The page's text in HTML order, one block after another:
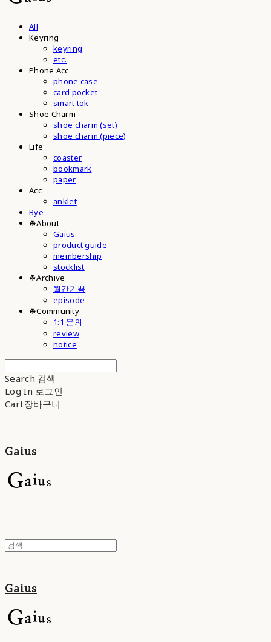
All
Keyring
keyring
etc.
Phone Acc
phone case
card pocket
smart tok
Shoe Charm
shoe charm (set)
shoe charm (piece)
Life
coaster
bookmark
paper
Acc
anklet
Bye
☘︎About
Gaius
product guide
membership
stocklist
☘︎Archive
월간기쁨
episode
☘︎Community
1:1 문의
review
notice
Search 검색
Log In 로그인
Cart장바구니
Gaius
Gaius